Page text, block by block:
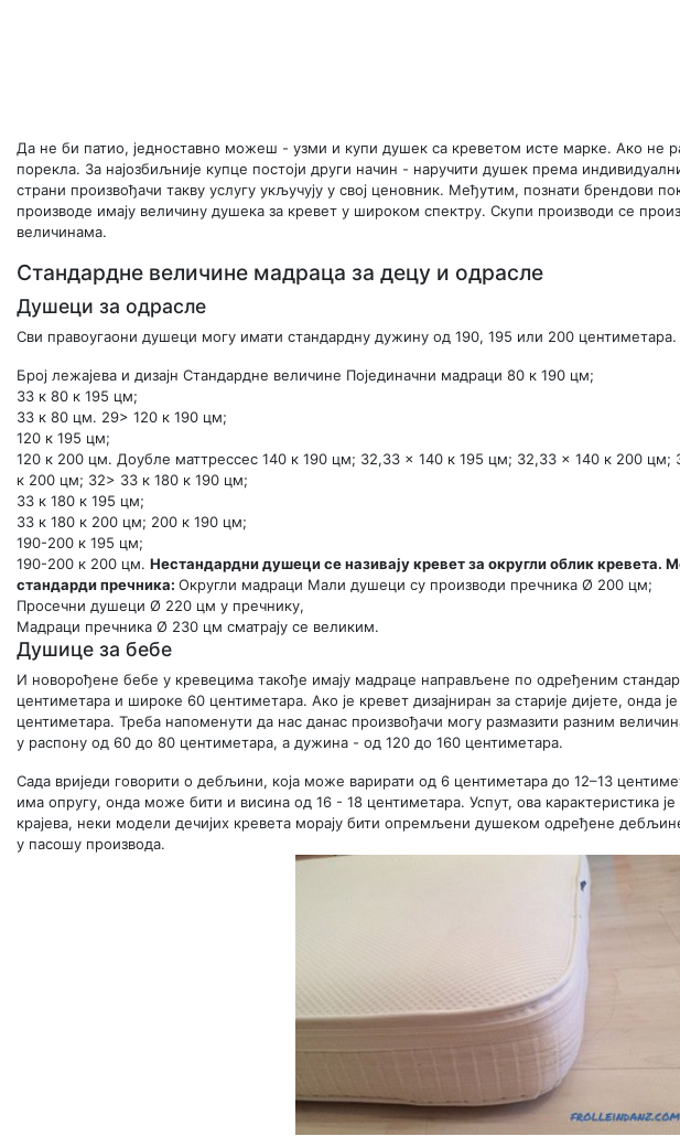
Да не би патио, једноставно можеш - узми и купи душек са креветом исте марке. Ако не
порекла. За најозбиљније купце постоји други начин - наручити душек према
страни произвођачи такву услугу укључују у свој ценовник. Међутим, познати брендови
производе имају величину душека за кревет у широком спектру. Скупи производи се
величинама.
Стандардне величине мадраца за децу и одрасле
Душеци за одрасле
Сви правоугаони душеци могу имати стандардну дужину од 190, 195 или 200 центиметара.
Број лежајева и дизајн Стандардне величине Појединачни мадраци 80 к 190 цм;
33 к 80 к 195 цм;
33 к 80 цм. 29> 120 к 190 цм;
120 к 195 цм;
120 к 200 цм. Доубле маттрессес 140 к 190 цм; 32,33 × 140 к 195 цм; 32,33 × 140 к 200
к 200 цм; 32> 33 к 180 к 190 цм;
33 к 180 к 195 цм;
33 к 180 к 200 цм; 200 к 190 цм;
190-200 к 195 цм;
190-200 к 200 цм. Нестандардни душеци се називају кревет за округли облик кревета.
стандарди пречника: Округли мадраци Мали душеци су производи пречника Ø 200 цм;
Просечни душеци Ø 220 цм у пречнику,
Мадраци пречника Ø 230 цм сматрају се великим.
Душице за бебе
И новорођене бебе у кревецима такође имају мадраце направљене по одређеним
центиметара и широке 60 центиметара. Ако је кревет дизајниран за старије дијете, онда
центиметара. Треба напоменути да нас данас произвођачи могу размазити разним
у распону од 60 до 80 центиметара, а дужина - од 120 до 160 центиметара.
Сада вриједи говорити о дебљини, која може варирати од 6 центиметара до 12–13
има опругу, онда може бити и висина од 16 - 18 центиметара. Успут, ова карактеристика
крајева, неки модели дечијих кревета морају бити опремљени душеком одређене
у пасошу производа.